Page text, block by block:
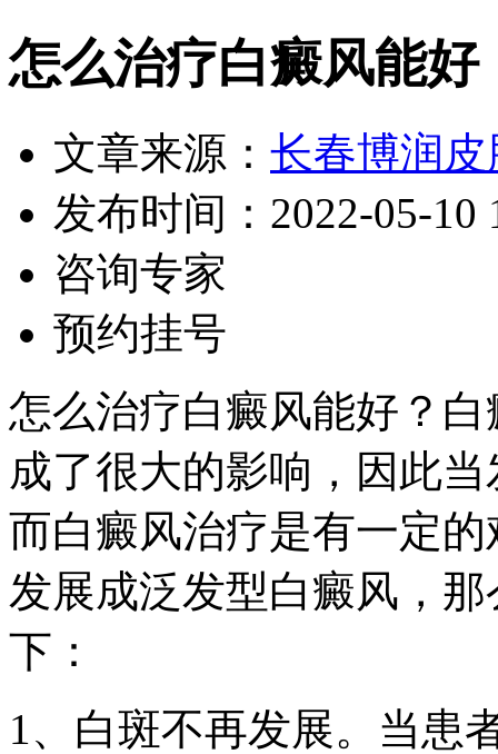
怎么治疗白癜风能好
文章来源： 长春博润
发布时间：2022-05-10
咨询专家
预约挂号
怎么治疗白癜风能好？
成了很大的影响，因此
而白癜风治疗是有一定
发展成泛发型白癜风，
下：
1、白斑不再发展。当患